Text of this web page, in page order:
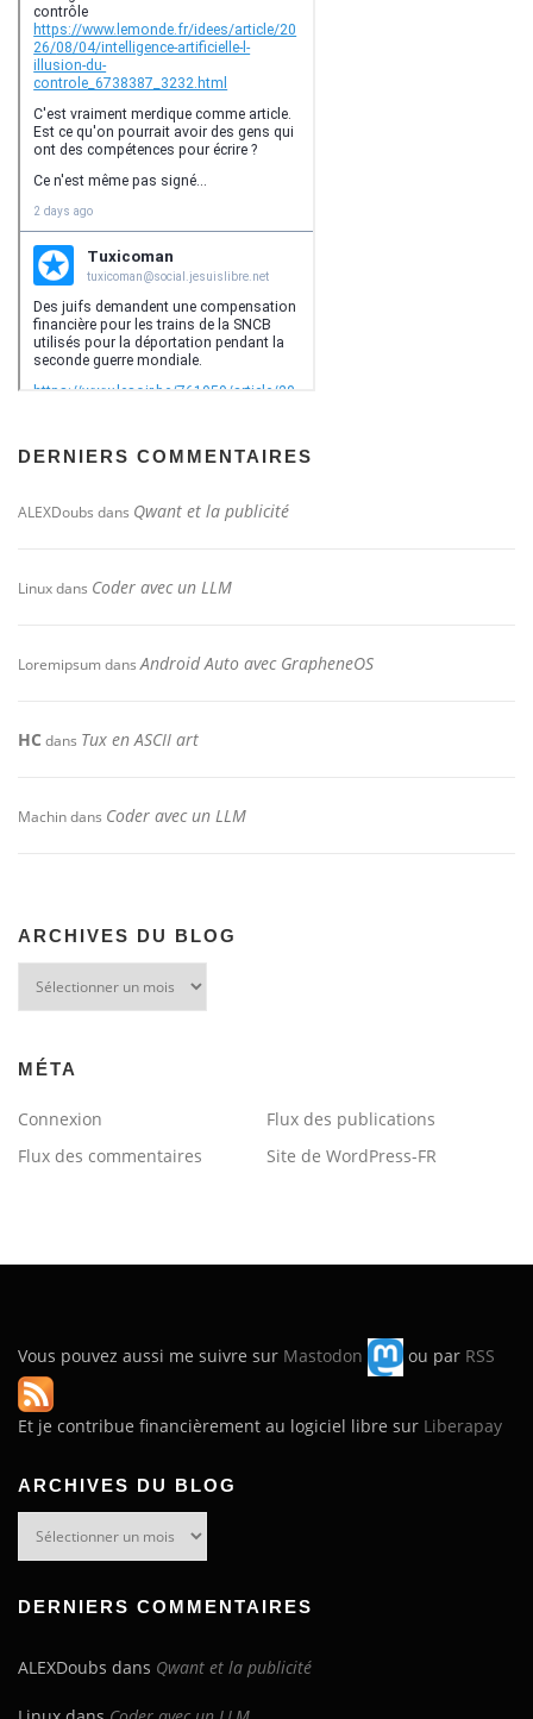
DERNIERS COMMENTAIRES
ALEXDoubs dans Qwant et la publicité
Linuxdans Coder avec un LLM
LoremipsumdansAndroid Auto avec GrapheneOS
HC dans Tux en ASCII art
Machindans Coder avec un LLM
ARCHIVES DU BLOG
MÉTA
Connexion
Flux des publications
Flux des commentaires
Site de WordPress-FR
Vous pouvez aussi me suivre sur Mastodon ou par RSS
Et je contribue financièrement au logiciel libre sur Liberapay
ARCHIVES DU BLOG
DERNIERS COMMENTAIRES
ALEXDoubs dans Qwant et la publicité